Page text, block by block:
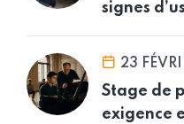
signes
23
Stage de
exigence